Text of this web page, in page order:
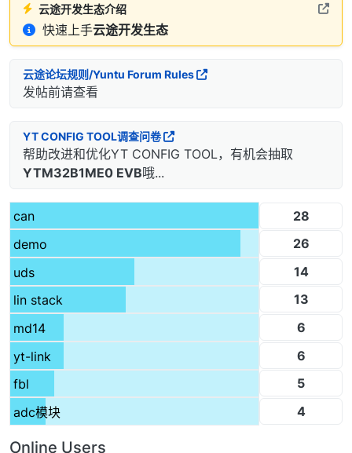
云途开发生态介绍
快速上手云途开发生态
云途论坛规则/Yuntu Forum Rules
发帖前请查看
YT CONFIG TOOL调查问卷
帮助改进和优化YT CONFIG TOOL，有机会抽取
YTM32B1ME0 EVB哦...
can
28
demo
26
uds
14
lin stack
13
md14
6
yt-link
6
fbl
5
adc模块
4
Online Users